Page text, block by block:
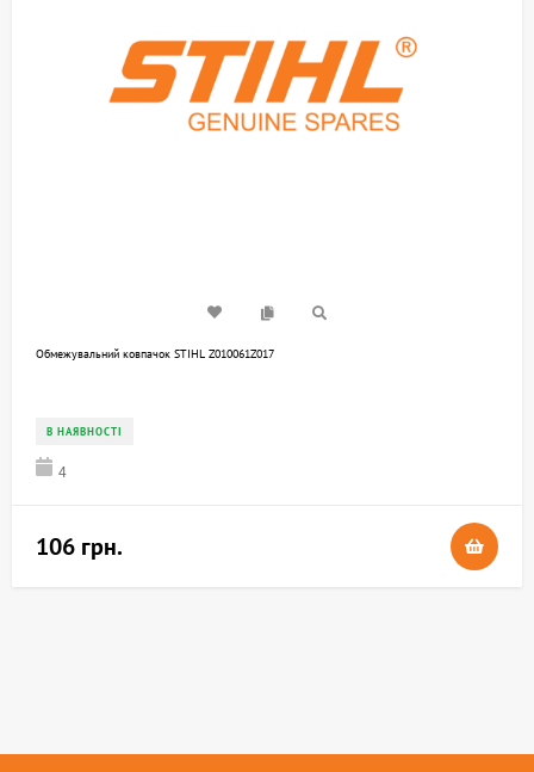
Обмежувальний ковпачок STIHL Z010061Z017
В НАЯВНОСТІ
4
106 грн.